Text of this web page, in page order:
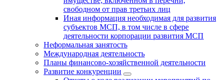
свободном от прав третьих лиц
Иная информация необходимая для развития
субъектов МСП, в том числе в сфере
деятельности корпорации развития МСП
Неформальная занятость
Международная деятельность
Планы финансово-хозяйственной деятельности
Развитие конкуренции